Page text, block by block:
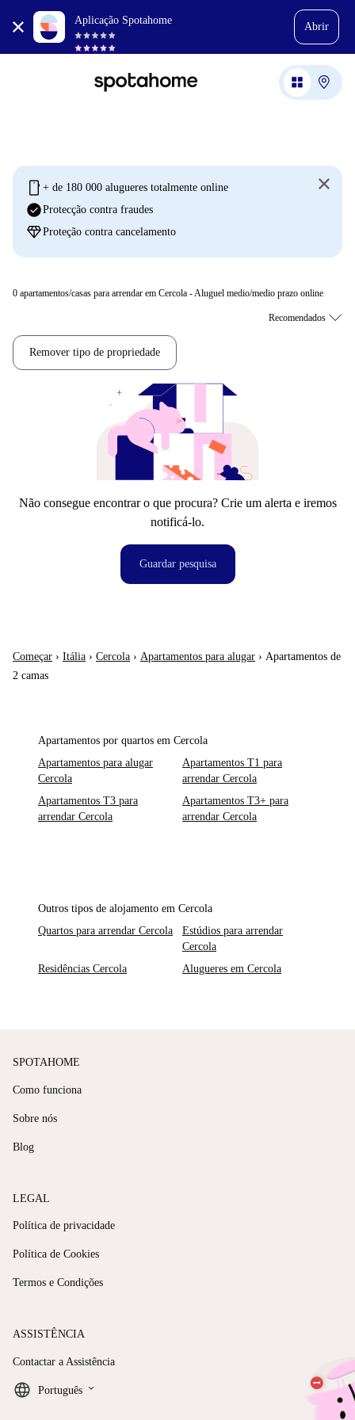
Aplicação Spotahome
Abrir
mobile + de 180 000 alugueres totalmente online
check_circleProtecção contra fraudes
diamondProteção contra cancelamento
0 apartamentos/casas para arrendar em Cercola - Aluguel medio/medio prazo online
Remover tipo de propriedade
Não consegue encontrar o que procura? Crie um alerta e iremos
notificá-lo.
Guardar pesquisa
Começar › Itália › Cercola › Apartamentos para alugar › Apartamentos de
2 camas
Apartamentos por quartos em Cercola
Apartamentos para alugar
Cercola
Apartamentos T1 para
arrendar Cercola
Apartamentos T3 para
arrendar Cercola
Apartamentos T3+ para
arrendar Cercola
Outros tipos de alojamento em Cercola
Quartos para arrendar Cercola
Estúdios para arrendar
Cercola
Residências Cercola
Alugueres em Cercola
SPOTAHOME
Como funciona
Sobre nós
Blog
LEGAL
Política de privacidade
Política de Cookies
Termos e Condições
ASSISTÊNCIA
Contactar a Assistência
Português keyboard_arrow_down